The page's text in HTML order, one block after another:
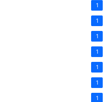
1
1
1
1
1
1
1